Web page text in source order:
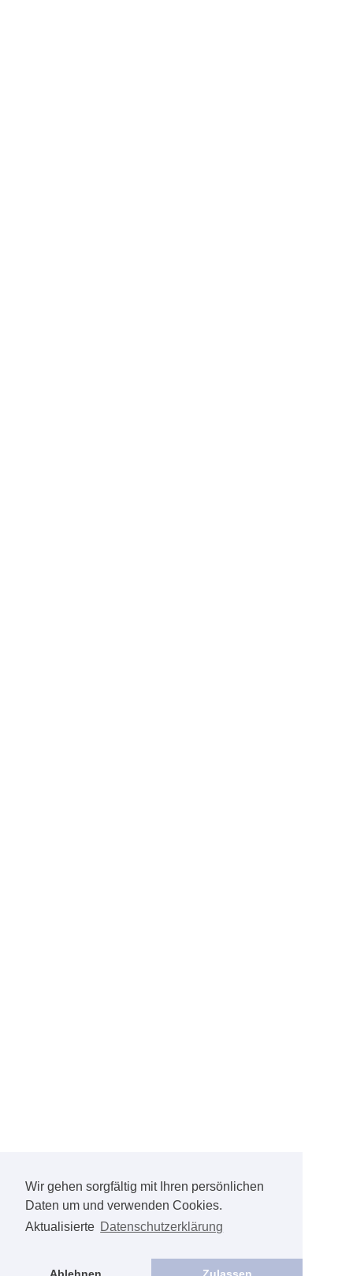
Wir gehen sorgfältig mit Ihren persönlichen
Daten um und verwenden Cookies.
Aktualisierte Datenschutzerklärung